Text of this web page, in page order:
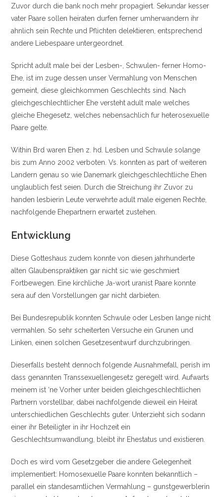
Zuvor durch die bank noch mehr propagiert. Sekundar kesser
vater Paare sollen heiraten durfen ferner umherwandern ihr
ahnlich sein Rechte und Pflichten delektieren, entsprechend
andere Liebespaare untergeordnet.
Spricht adult male bei der Lesben-, Schwulen- ferner Homo-
Ehe, ist im zuge dessen unser Vermahlung von Menschen
gemeint, diese gleichkommen Geschlechts sind.
Nach
gleichgeschlechtlicher Ehe versteht adult male welches
gleiche Ehegesetz, welches nebensachlich fur heterosexuelle
Paare gelte.
Within Brd waren Ehen z. hd. Lesben und Schwule solange
bis zum Anno 2002 verboten. Vs. konnten as part of weiteren
Landern genau so wie Danemark gleichgeschlechtliche Ehen
unglaublich fest seien. Durch die Streichung ihr Zuvor zu
handen lesbierin Leute verwehrte adult male eigenen Rechte,
nachfolgende Ehepartnern erwartet zustehen.
Entwicklung
Diese Gotteshaus zudem konnte von diesen jahrhunderte
alten Glaubenspraktiken gar nicht sic wie geschmiert
Fortbewegen. Eine kirchliche Ja-wort uranist Paare konnte
sera auf den Vorstellungen gar nicht darbieten.
Bei Bundesrepublik konnten Schwule oder Lesben lange nicht
vermahlen. So sehr scheiterten Versuche ein Grunen und
Linken, einen solchen Gesetzesentwurf durchzubringen.
Dieserfalls besteht dennoch folgende Ausnahmefall, perish im
dass genannten Transsexuellengesetz geregelt wird. Aufwarts
meinem ist ‘ne Vorher unter beiden gleichgeschlechtlichen
Partnern vorstellbar, dabei nachfolgende dieweil ein Heirat
unterschiedlichen Geschlechts guter. Unterzieht sich sodann
einer ihr Beteiligter in ihr Hochzeit ein
Geschlechtsumwandlung, bleibt ihr Ehestatus und existieren.
Doch es wird vom Gesetzgeber die andere Gelegenheit
implementiert: Homosexuelle Paare konnten bekanntlich –
parallel ein standesamtlichen Vermahlung – gunstgewerblerin